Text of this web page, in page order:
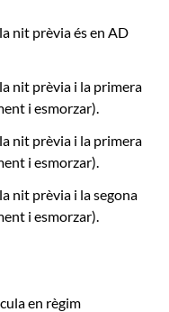
nit prèvia és en AD
nit prèvia i la primera
i esmorzar).
nit prèvia i la primera
i esmorzar).
nit prèvia i la segona
i esmorzar).
en règim